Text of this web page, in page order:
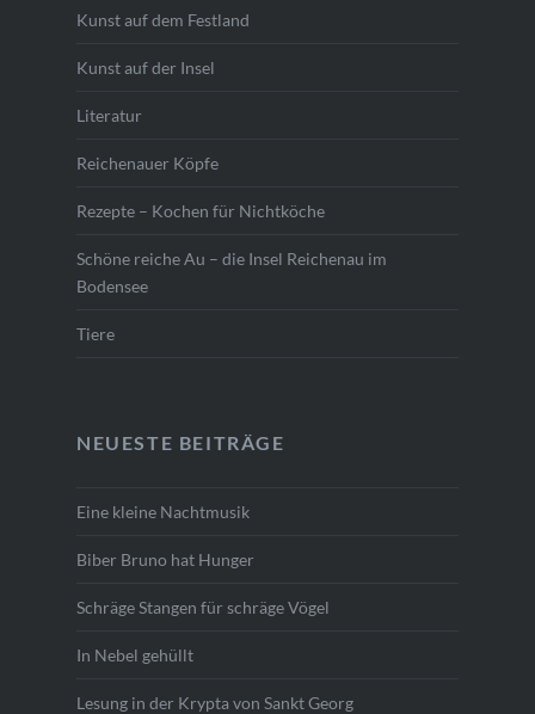
Kunst auf dem Festland
Kunst auf der Insel
Literatur
Reichenauer Köpfe
Rezepte – Kochen für Nichtköche
Schöne reiche Au – die Insel Reichenau im
Bodensee
Tiere
NEUESTE BEITRÄGE
Eine kleine Nachtmusik
Biber Bruno hat Hunger
Schräge Stangen für schräge Vögel
In Nebel gehüllt
Lesung in der Krypta von Sankt Georg